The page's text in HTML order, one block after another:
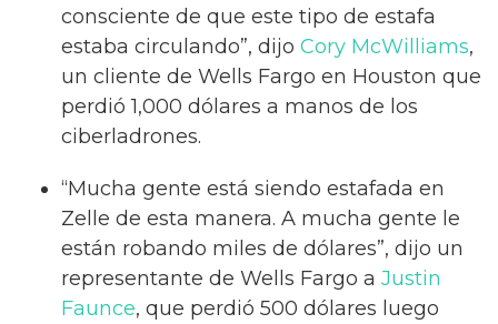
consciente de que este tipo de estafa
estaba circulando”, dijo Cory McWilliams,
un cliente de Wells Fargo en Houston que
perdió 1,000 dólares a manos de los
ciberladrones.
“Mucha gente está siendo estafada en
Zelle de esta manera. A mucha gente le
están robando miles de dólares”, dijo un
representante de Wells Fargo a Justin
Faunce, que perdió 500 dólares luego